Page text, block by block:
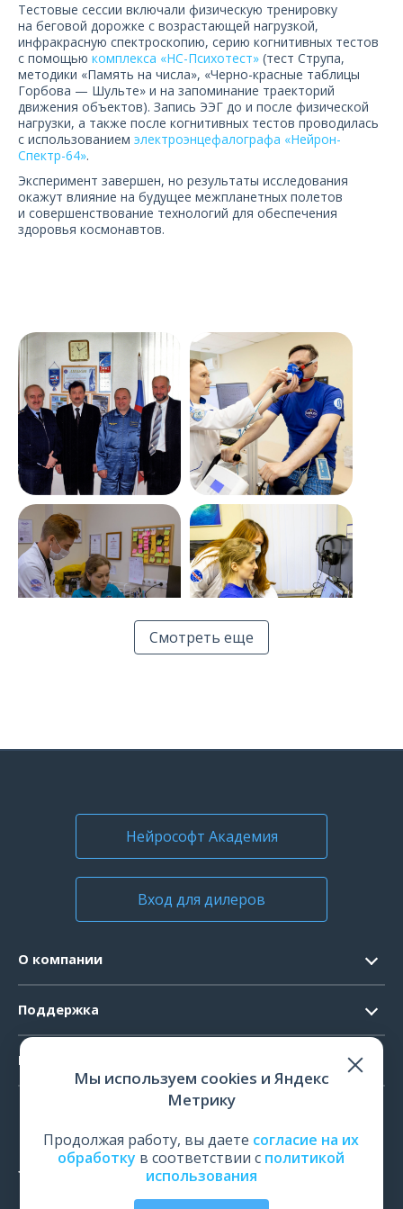
Тестовые сессии включали физическую тренировку
на беговой дорожке с возрастающей нагрузкой,
инфракрасную спектроскопию, серию когнитивных тестов
с помощью комплекса «НС-Психотест» (тест Струпа,
методики «Память на числа», «Черно-красные таблицы
Горбова — Шульте» и на запоминание траекторий
движения объектов). Запись ЭЭГ до и после физической
нагрузки, а также после когнитивных тестов проводилась
с использованием электроэнцефалографа «Нейрон-
Спектр-64».
Эксперимент завершен, но результаты исследования
окажут влияние на будущее межпланетных полетов
и совершенствование технологий для обеспечения
здоровья космонавтов.
«Нейрософт» и
SIRIUS:
продолжение
многолетней
космической
миссии
«Нейрософт» и
SIRIUS:
продолжение
многолетней
космической
миссии
«Нейрософт» и
продолжение
«Нейрософт» и
SIRIUS:
продолжение
Смотреть еще
Нейрософт Академия
Вход для дилеров
О компании
Официальные документы
Поддержка
Системные требования
Поверка и калибровка
Продукты
ЭМГ
ИОМ
Мы используем cookies и Яндекс
Метрику
Продолжая работу, вы даете согласие на их
обработку в соответствии с политикой
использования